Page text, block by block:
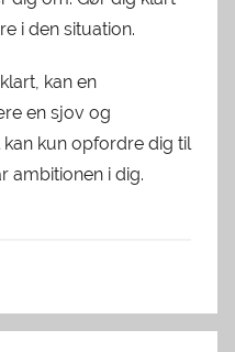
i den situation.
kan en
en sjov og
kun opfordre dig til
ambitionen i dig.